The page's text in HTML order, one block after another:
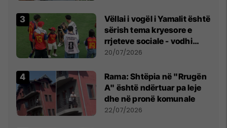
Vëllai i vogël i Yamalit është
sërish tema kryesore e
rrjeteve sociale - vodhi
vëmendjen pas finales së
20/07/2026
Rama: Shtëpia në "Rrugën
A" është ndërtuar pa leje
dhe në pronë komunale
22/07/2026